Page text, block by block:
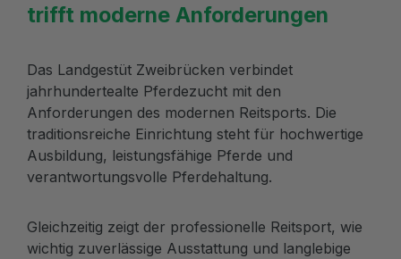
trifft moderne Anforderungen
Das Landgestüt Zweibrücken verbindet
jahrhundertealte Pferdezucht mit den
Anforderungen des modernen Reitsports. Die
traditionsreiche Einrichtung steht für hochwertige
Ausbildung, leistungsfähige Pferde und
verantwortungsvolle Pferdehaltung.
Gleichzeitig zeigt der professionelle Reitsport, wie
wichtig zuverlässige Ausstattung und langlebige